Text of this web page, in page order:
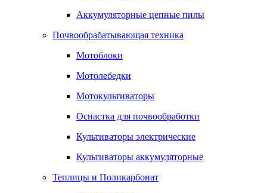
Аккумуляторные цепные пилы
Почвообрабатывающая техника
Мотоблоки
Мотолебедки
Мотокультиваторы
Оснастка для почвообработки
Культиваторы электрические
Культиваторы аккумуляторные
Теплицы и Поликарбонат